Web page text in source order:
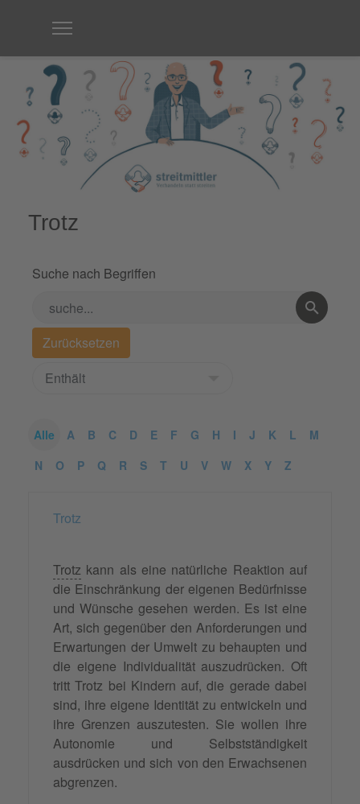
Trotz
Suche nach Begriffen
Alle A B C D E F G H I J K L
M
N
O P Q R S T U V W X Y Z
Trotz
Trotz kann als eine natürliche Reaktion auf
die Einschränkung der eigenen Bedürfnisse
und Wünsche gesehen werden. Es ist eine
Art, sich gegenüber den Anforderungen und
Erwartungen der Umwelt zu behaupten und
die eigene Individualität auszudrücken. Oft
tritt Trotz bei Kindern auf, die gerade dabei
sind, ihre eigene Identität zu entwickeln und
ihre Grenzen auszutesten. Sie wollen ihre
Autonomie und Selbstständigkeit
ausdrücken und sich von den Erwachsenen
abgrenzen.